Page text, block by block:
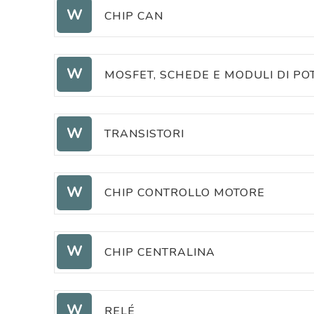
W CHIP CAN
W MOSFET, SCHEDE E MODULI DI
MOSFET
SCHEDE E MODULI DI POTENZA
W TRANSISTORI
TRANSISTORI
W CHIP CONTROLLO MOTORE
W CHIP CENTRALINA
CHIP CENTRALINA